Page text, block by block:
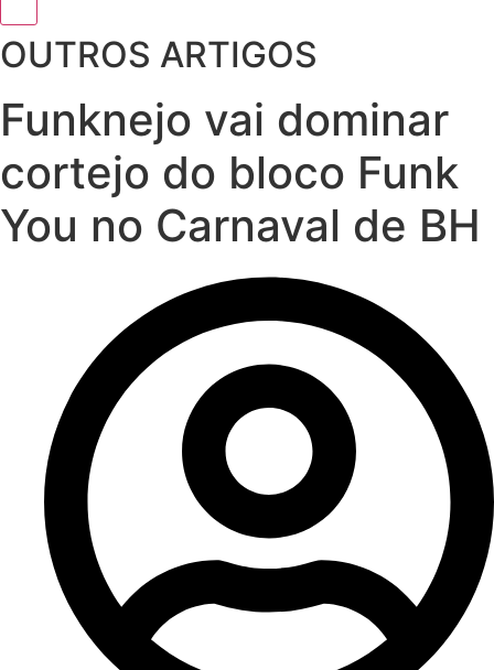
OUTROS ARTIGOS
Funknejo vai dominar
cortejo do bloco Funk
You no Carnaval de BH